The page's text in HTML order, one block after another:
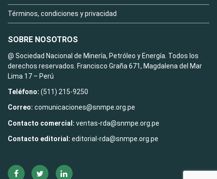
Términos, condiciones y privacidad
SOBRE NOSOTROS
@ Sociedad Nacional de Minería, Petróleo y Energía. Todos los
derechos reservados. Francisco Graña 671, Magdalena del Mar
Lima 17 – Perú
Teléfono: (511) 215-9250
Correo: comunicaciones@snmpe.org.pe
Contacto comercial: ventas-rda@snmpe.org.pe
Contacto editorial: editorial-rda@snmpe.org.pe